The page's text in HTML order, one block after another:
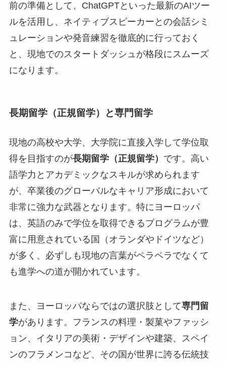
前の準備として、ChatGPTといった最新のAIツー
ルを活用し、ネイティブスピーカーとの会話シミ
ュレーションや発音練習を徹底的に行っておく
と、現地でのスタートダッシュが格段にスムーズ
になります。
長期留学（正規留学）と専門留学
現地の高校や大学、大学院に直接入学して学位取
得を目指すのが長期留学（正規留学） です。高い
語学力とアカデミックなスキルが求められます
が、卒業後のグローバルなキャリア形成において
非常に強力な武器となります。特にヨーロッパ
は、英語のみで学位を取得できるプログラムが豊
富に用意されている国（オランダやドイツなど）
が多く、必ずしも現地の言葉がペラペラでなくて
も進学への道が開かれています。
また、ヨーロッパならではの選択肢として専門留
学があります。フランスの料理・製菓やファッシ
ョン、イタリアの美術・デザインや建築、スペイ
ンのフラメンコなど、その国が世界に誇る伝統技